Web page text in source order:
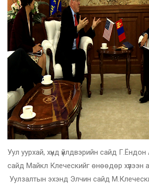
Уул уурхай, хүнд үйлдвэрийн сайд
сайд Майкл Клеческийг өнөөдөр хүлээн
Уулзалтын эхэнд Элчин сайд